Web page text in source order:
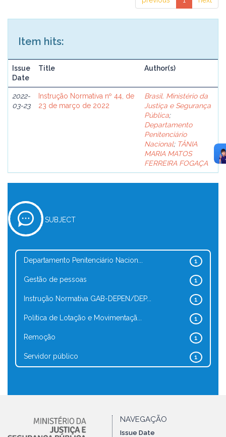
Item hits:
Issue
Date
Title Author(s)
2022-
03-23
Instrução Normativa nº 44, de
23 de março de 2022
Brasil. Ministério da
Justiça e Segurança
Pública;
Departamento
Penitenciário
Nacional; TÂNIA
MARIA MATOS
FERREIRA FOGAÇA
SUBJECT
1
Departamento Penitenciário Nacion...
1
Gestão de pessoas
1
Instrução Normativa GAB-DEPEN/DEP...
1
Política de Lotação e Movimentaçã...
1
Remoção
1
Servidor público
NAVEGAÇÃO
Issue Date